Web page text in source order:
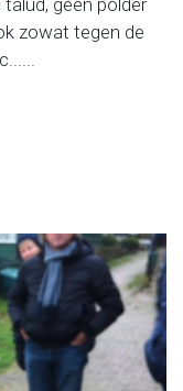
geen polder
zowat tegen de